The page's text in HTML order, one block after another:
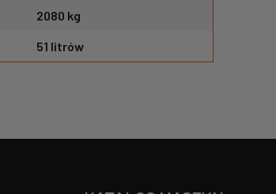
2080 kg
51 litrów